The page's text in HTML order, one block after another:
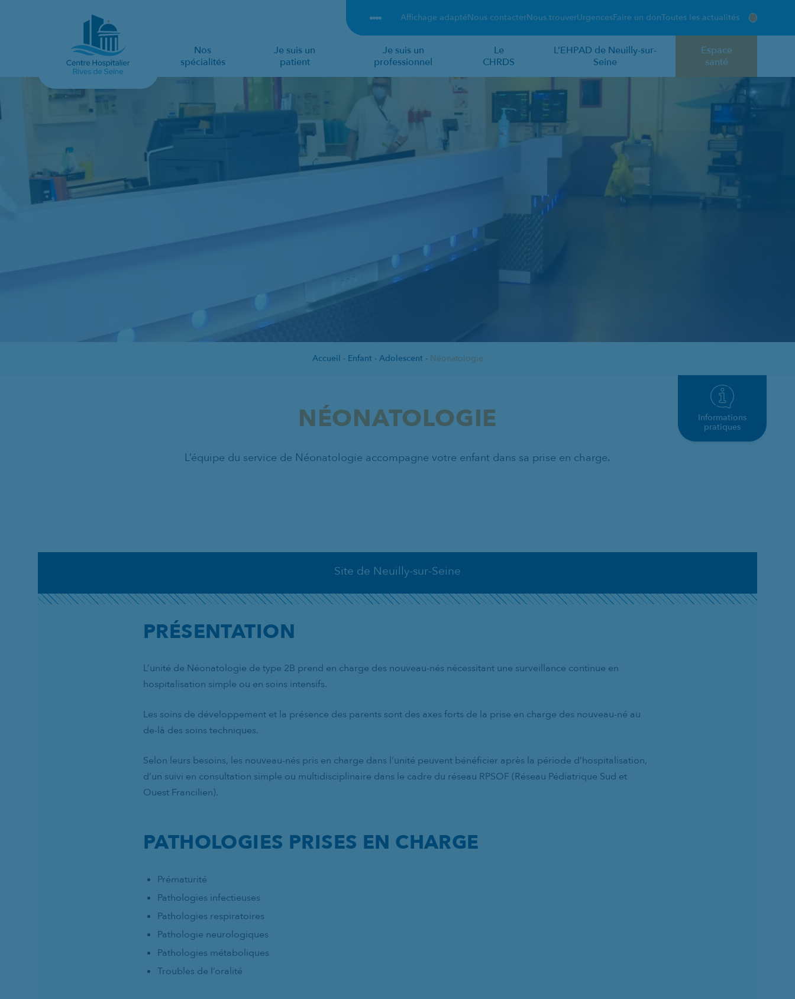
Affichage adaptéNous contacterNous trouverUrgencesFaire un donToutes les actualités
Nos
spécialités
Je suis un
patient
Je suis un
professionnel
Le
CHRDS
L’EHPAD de Neuilly-sur-
Seine
Espace
santé
NÉONATOLOGIE
Accueil - Enfant - Adolescent - Néonatologie
Informations
pratiques
NÉONATOLOGIE
L’équipe du service de Néonatologie accompagne votre enfant dans sa prise en charge.
Site de Neuilly-sur-Seine
PRÉSENTATION
L’unité de Néonatologie de type 2B prend en charge des nouveau-nés nécessitant une surveillance continue en
hospitalisation simple ou en soins intensifs.
Les soins de développement et la présence des parents sont des axes forts de la prise en charge des nouveau-né au
de-là des soins techniques.
Selon leurs besoins, les nouveau-nés pris en charge dans l’unité peuvent bénéficier après la période d’hospitalisation,
d’un suivi en consultation simple ou multidisciplinaire dans le cadre du réseau RPSOF (Réseau Pédiatrique Sud et
Ouest Francilien).
PATHOLOGIES PRISES EN CHARGE
Prématurité
Pathologies infectieuses
Pathologies respiratoires
Pathologie neurologiques
Pathologies métaboliques
Troubles de l’oralité